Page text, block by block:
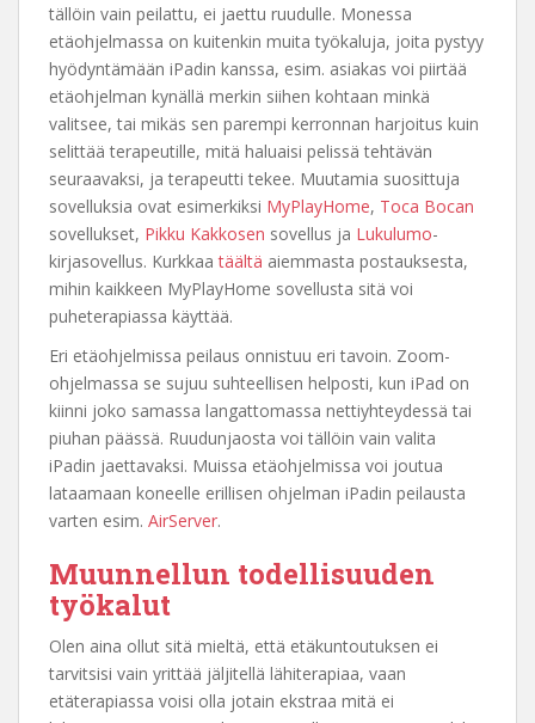
tällöin vain peilattu, ei jaettu ruudulle. Monessa
etäohjelmassa on kuitenkin muita työkaluja, joita pystyy
hyödyntämään iPadin kanssa, esim. asiakas voi piirtää
etäohjelman kynällä merkin siihen kohtaan minkä
valitsee, tai mikäs sen parempi kerronnan harjoitus kuin
selittää terapeutille, mitä haluaisi pelissä tehtävän
seuraavaksi, ja terapeutti tekee. Muutamia suosittuja
sovelluksia ovat esimerkiksi MyPlayHome, Toca Bocan
sovellukset, Pikku Kakkosen sovellus ja Lukulumo-
kirjasovellus. Kurkkaatäältä aiemmasta postauksesta,
mihin kaikkeen MyPlayHome sovellusta sitä voi
puheterapiassa käyttää.
Eri etäohjelmissa peilaus onnistuu eri tavoin. Zoom-
ohjelmassa se sujuu suhteellisen helposti, kun iPad on
kiinni joko samassa langattomassa nettiyhteydessä tai
piuhan päässä. Ruudunjaosta voi tällöin vain valita
iPadin jaettavaksi. Muissa etäohjelmissa voi joutua
lataamaan koneelle erillisen ohjelman iPadin peilausta
varten esim. AirServer.
Muunnellun todellisuuden
työkalut
Olen aina ollut sitä mieltä, että etäkuntoutuksen ei
tarvitsisi vain yrittää jäljitellä lähiterapiaa, vaan
etäterapiassa voisi olla jotain ekstraa mitä ei